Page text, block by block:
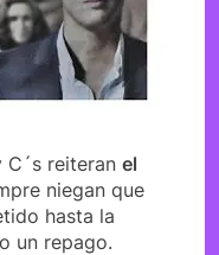
C´s reiteran el
niegan que
hasta la
un repago.